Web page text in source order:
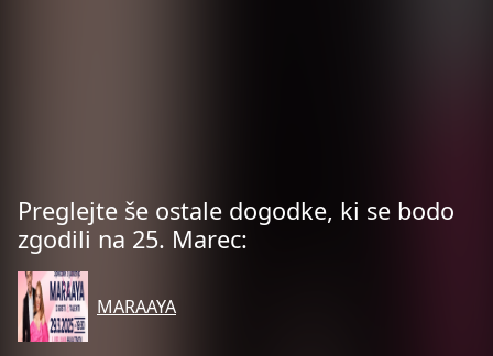
Preglejte še ostale dogodke, ki se bodo
zgodili na 25. Marec:
MARAAYA